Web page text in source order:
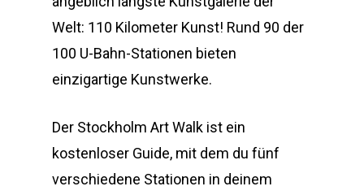
Welt: 110 Kilometer Kunst! Rund 90 der
100 U-Bahn-Stationen bieten
einzigartige Kunstwerke.
Der Stockholm Art Walk ist ein
kostenloser Guide, mit dem du fünf
verschiedene Stationen in deinem